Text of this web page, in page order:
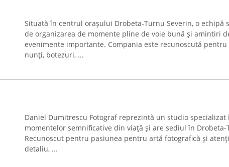
Situată în centrul orașului Drobeta-Turnu Severin, o echipă
de organizarea de momente pline de voie bună și amintiri
evenimente importante. Compania este recunoscută
nunți, botezuri, ...
Daniel Dumitrescu Fotograf reprezintă un studio
momentelor semnificative din viață și are sediul în Drobeta-
Recunoscut pentru pasiunea pentru artă fotografică și
detaliu, ...